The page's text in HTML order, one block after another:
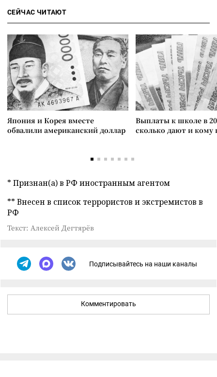
СЕЙЧАС ЧИТАЮТ
Япония и Корея вместе
обвалили американский доллар
Выплаты к школе в
сколько дают и
* Признан(а) в РФ иностранным агентом
** Внесен в список террористов и экстремистов в
РФ
Текст: Алексей Дегтярёв
Подписывайтесь на наши каналы
Комментировать